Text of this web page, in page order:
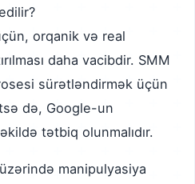
orqanik və real
daha vacibdir. SMM
sürətləndirmək üçün
də, Google-un
tətbiq olunmalıdır.
manipulyasiya